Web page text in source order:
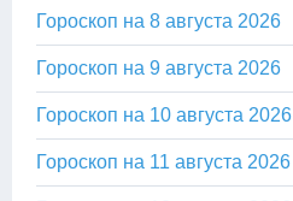
Гороскоп на 8 августа 2026
Гороскоп на 9 августа 2026
Гороскоп на 10 августа 2026
Гороскоп на 11 августа 2026